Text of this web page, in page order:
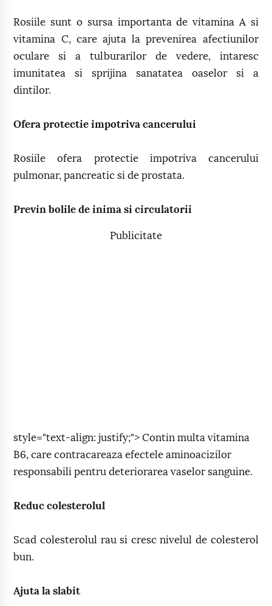
Rosiile sunt o sursa importanta de vitamina A si
vitamina C, care ajuta la prevenirea afectiunilor
oculare si a tulburarilor de vedere, intaresc
imunitatea si sprijina sanatatea oaselor si a
dintilor.
Ofera protectie impotriva cancerului
Rosiile ofera protectie impotriva cancerului
pulmonar, pancreatic si de prostata.
Previn bolile de inima si circulatorii
Publicitate
style="text-align: justify;"> Contin multa vitamina
B6, care contracareaza efectele aminoacizilor
responsabili pentru deteriorarea vaselor sanguine.
Reduc colesterolul
Scad colesterolul rau si cresc nivelul de colesterol
bun.
Ajuta la slabit